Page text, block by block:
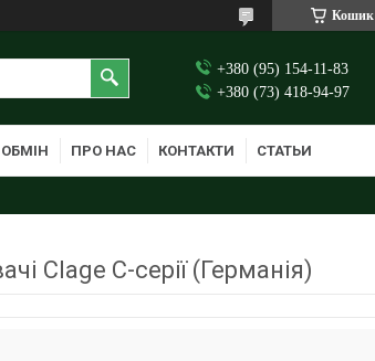
Кошик
+380 (95) 154-11-83
+380 (73) 418-94-97
ПРО НАС КОНТАКТИ СТАТЬИ
Clage С-серії (Германія)